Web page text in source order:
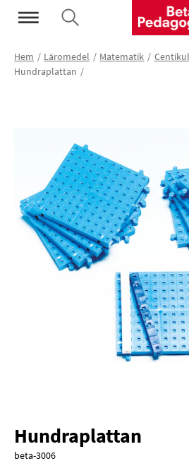
Hem Läromedel Matematik
Hundraplattan
Hundraplattan
beta-3006